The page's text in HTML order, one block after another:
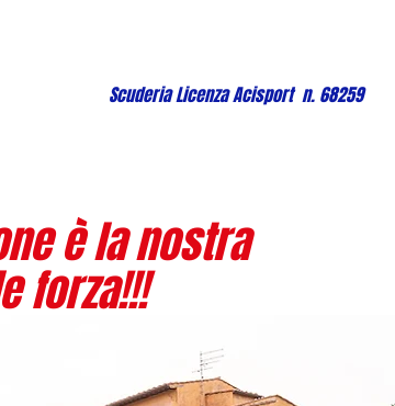
Scuderia Licenza Acisport n. 68259
è la nostra
forza!!!